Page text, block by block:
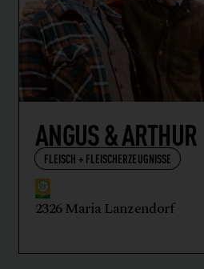
ANGUS & ARTHUR
FLEISCH + FLEISCHERZEUGNISSE
2326 Maria Lanzendorf